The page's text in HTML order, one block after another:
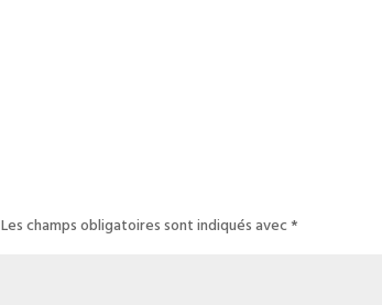
Les champs obligatoires sont indiqués avec*